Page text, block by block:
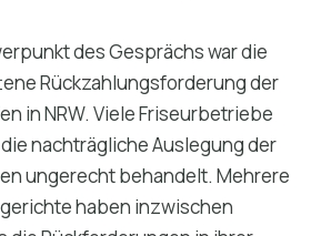
des Gesprächs war die
Rückzahlungsforderung der
in NRW. Viele Friseurbetriebe
nachträgliche Auslegung der
ungerecht behandelt. Mehrere
haben inzwischen